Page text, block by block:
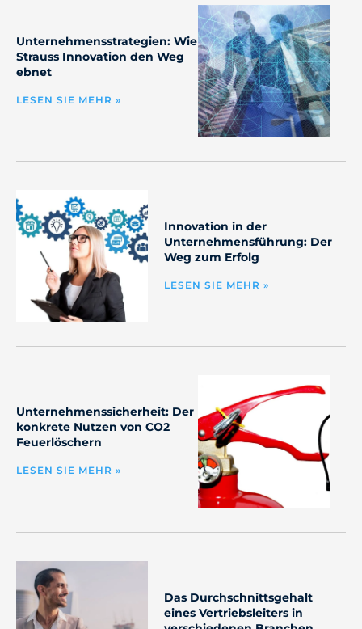
Unternehmensstrategien: Wie
Strauss Innovation den Weg
ebnet
LESEN SIE MEHR »
Innovation in der
Unternehmensführung: Der
Weg zum Erfolg
LESEN SIE MEHR »
Unternehmenssicherheit: Der
konkrete Nutzen von CO2
Feuerlöschern
LESEN SIE MEHR »
Das Durchschnittsgehalt
eines Vertriebsleiters in